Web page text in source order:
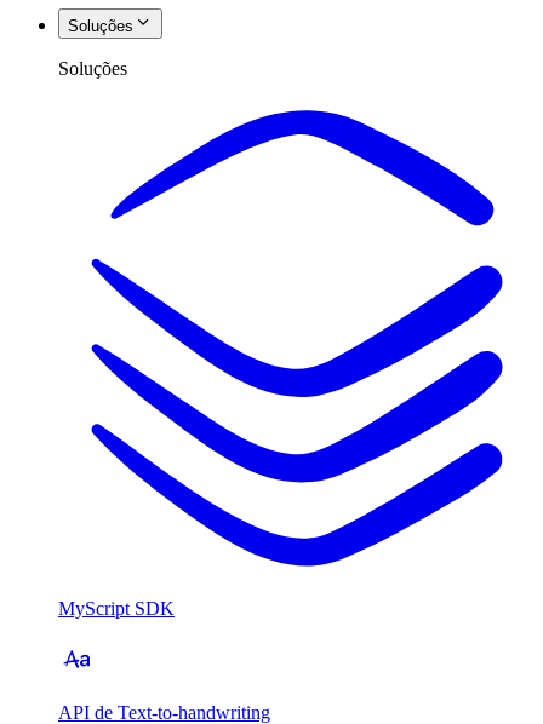
Soluções
Soluções
MyScript SDK
API de Text-to-handwriting